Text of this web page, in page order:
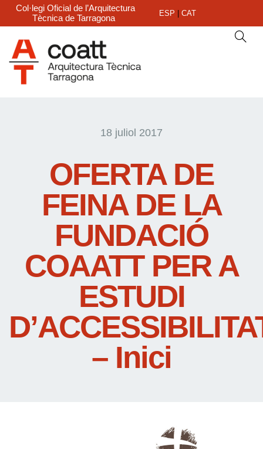
Col·legi Oficial de l’Arquitectura
Tècnica de Tarragona
ESP CAT
18 juliol 2017
OFERTA DE
FEINA DE LA
FUNDACIÓ
COAATT PER A
ESTUDI
– Inici